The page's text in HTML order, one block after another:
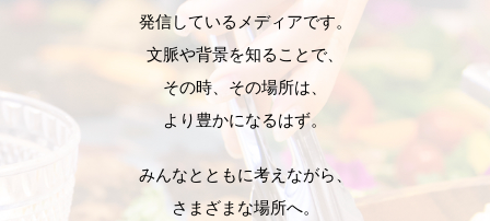
発信しているメディアです。
文脈や背景を知ることで、
その時、その場所は、
より豊かになるはず。
みんなとともに考えながら、
さまざまな場所へ。